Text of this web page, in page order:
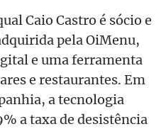
Caio Castro é sócio e
pela OiMenu,
e uma ferramenta
e restaurantes. Em
a tecnologia
a taxa de desistência